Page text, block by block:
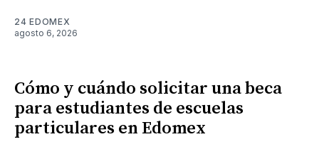
24 EDOMEX
agosto 6, 2026
Cómo y cuándo solicitar una beca
para estudiantes de escuelas
particulares en Edomex